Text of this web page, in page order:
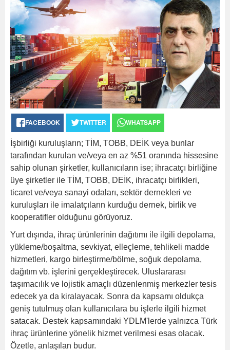
FACEBOOK TWITTER WHATSAPP
İşbirliği kuruluşların; TİM, TOBB, DEİK veya bunlar
tarafından kurulan ve/veya en az %51 oranında hissesine
sahip olunan şirketler, kullanıcıların ise; ihracatçı birliğine
üye şirketler ile TİM, TOBB, DEİK, ihracatçı birlikleri,
ticaret ve/veya sanayi odaları, sektör dernekleri ve
kuruluşları ile imalatçıların kurduğu dernek, birlik ve
kooperatifler olduğunu görüyoruz.
Yurt dışında, ihraç ürünlerinin dağıtımı ile ilgili depolama,
yükleme/boşaltma, sevkiyat, elleçleme, tehlikeli madde
hizmetleri, kargo birleştirme/bölme, soğuk depolama,
dağıtım vb. işlerini gerçekleştirecek. Uluslararası
taşımacılık ve lojistik amaçlı düzenlenmiş merkezler tesis
edecek ya da kiralayacak. Sonra da kapsamı oldukça
geniş tutulmuş olan kullanıcılara bu işlerle ilgili hizmet
satacak. Destek kapsamındaki YDLM'lerde yalnızca Türk
ihraç ürünlerine yönelik hizmet verilmesi esas olacak.
Özetle, anlaşılan budur.